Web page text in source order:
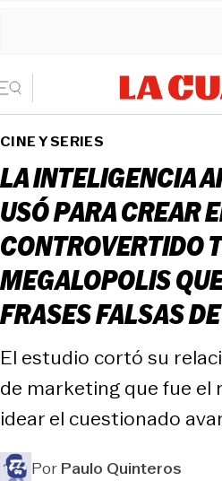
CINE Y SERIES
LA INTELIGENCIA
USÓ PARA CREAR
CONTROVERTIDO
MEGALOPOLIS
FRASES FALSAS
El estudio cortó su
de marketing que fue el
idear el cuestionado
PorPaulo Quinteros